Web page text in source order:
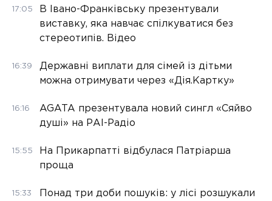
17:05
В Івано-Франківську презентували
виставку, яка навчає спілкуватися без
стереотипів. Відео
16:39
Державні виплати для сімей із дітьми
можна отримувати через «Дія.Картку»
16:16
AGATA презентувала новий сингл «Сяйво
душі» на РАІ-Радіо
15:55
На Прикарпатті відбулася Патріарша
проща
15:33
Понад три доби пошуків: у лісі розшукали